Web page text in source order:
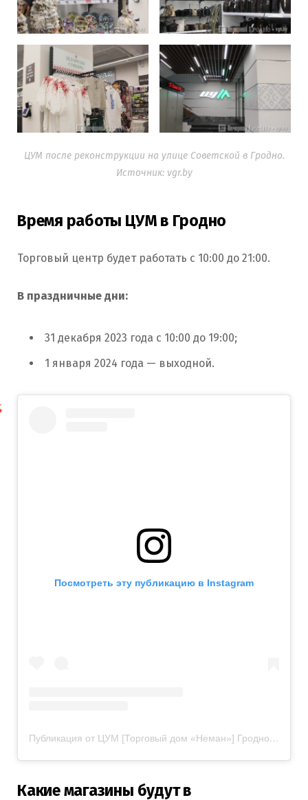
ЦУМ после реконструкции на улице Советской в Гродно.
Источник: vgr.by
Время работы ЦУМ в Гродно
Торговый центр будет работать с 10:00 до 21:00.
В праздничные дни:
31 декабря 2023 года с 10:00 до 19:00;
1 января 2024 года — выходной.
Посмотреть эту публикацию в Instagram
Публикация от ЦУМ [Торговый дом «Неман»] Гродно (@tsum.grodno)
Какие магазины будут в